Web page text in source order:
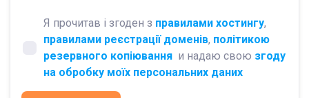
Я прочитав і згоден з правилами хостингу,
правилами реєстрації доменів, політикою
резервного копіювання и надаю свою згоду
на обробку моїх персональних даних